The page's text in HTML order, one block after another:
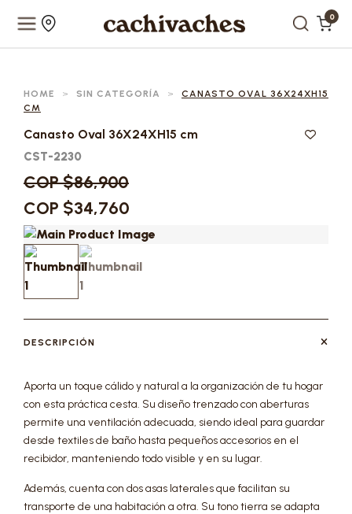
0
HOME > SIN CATEGORÍA >
CANASTO OVAL 36X24XH15
CM
Canasto Oval 36X24XH15 cm
CST-2230
COP $86,900
COP $34,760
DESCRIPCIÓN
Aporta un toque cálido y natural a la organización de tu hogar
con esta práctica cesta. Su diseño trenzado con aberturas
permite una ventilación adecuada, siendo ideal para guardar
desde textiles de baño hasta pequeños accesorios en el
recibidor, manteniendo todo visible y en su lugar.
Además, cuenta con dos asas laterales que facilitan su
transporte de una habitación a otra. Su tono tierra se adapta